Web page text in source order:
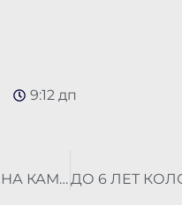
9:12 дп
СЕМЬИ С 7 И БОЛЕЕ ДЕТЬМИ НА КАМЧАТКЕ МОГУТ ПОЛУЧИТЬ УВЕЛИЧЕННУЮ ВЫПЛАТУ НА ПОКУПКУ АВТОМОБИЛЯ